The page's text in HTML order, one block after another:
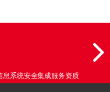
息系统安全集成服务资质